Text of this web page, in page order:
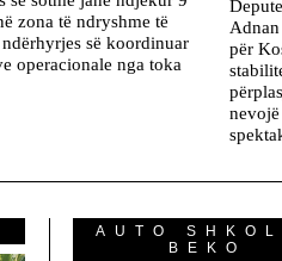
zona të ndryshme të
së koordinuar
operacionale nga toka
për
AUTO
BEKO